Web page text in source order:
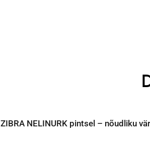
ZIBRA NELINURK pintsel – nõudliku